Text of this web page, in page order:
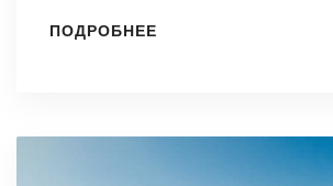
ПОДРОБНЕЕ